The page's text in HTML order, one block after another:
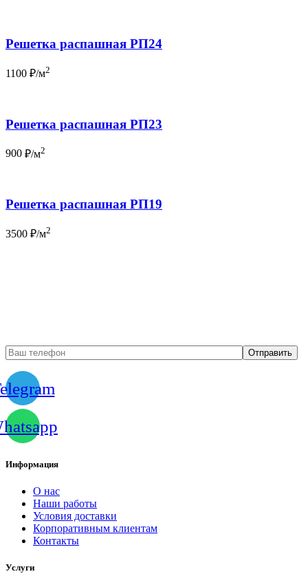
Решетка распашная РП24
1100 ₽/м2
Решетка распашная РП23
900 ₽/м2
Решетка распашная РП19
3500 ₽/м2
Информация
О нас
Наши работы
Условия доставки
Корпоративным клиентам
Контакты
Услуги